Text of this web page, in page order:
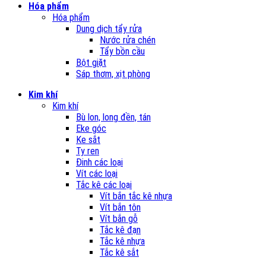
Hóa phẩm
Hóa phẩm
Dung dịch tẩy rửa
Nước rửa chén
Tẩy bồn cầu
Bột giặt
Sáp thơm, xịt phòng
Kim khí
Kim khí
Bù lon, long đền, tán
Eke góc
Ke sắt
Ty ren
Đinh các loại
Vít các loại
Tắc kê các loại
Vít bắn tắc kê nhựa
Vít bắn tôn
Vít bắn gỗ
Tắc kê đạn
Tắc kê nhựa
Tắc kê sắt